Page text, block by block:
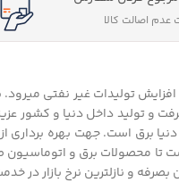
عدم اصالت کالا
تولیدات غیر نفتی
و تولید داخل دنیا و کشور
برق است. جهت بهره برداری از
تا محصولات برق و
و نازلترین نرخ بازار در